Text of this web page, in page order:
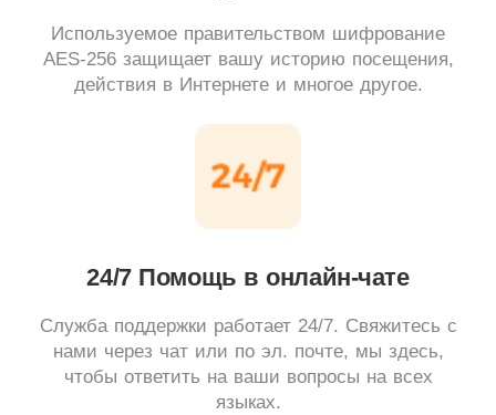
Используемое правительством шифрование
AES-256 защищает вашу историю посещения,
действия в Интернете и многое другое.
24/7 Помощь в онлайн-чате
Служба поддержки работает 24/7. Свяжитесь с
нами через чат или по эл. почте, мы здесь,
чтобы ответить на ваши вопросы на всех
языках.